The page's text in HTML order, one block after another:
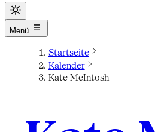
Menü
Startseite
Kalender
Kate McIntosh